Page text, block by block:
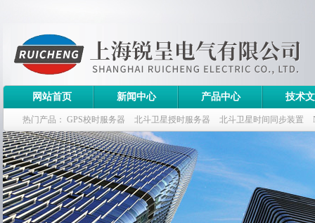
网站首页 新闻中心 产品中心 技术
热门产品： GPS校时服务器 北斗卫星授时服务器 北斗卫星时间同步装置
斗卫星同步时钟指标